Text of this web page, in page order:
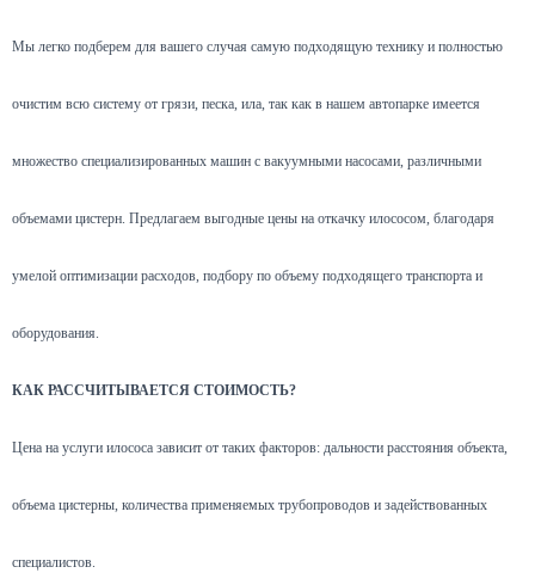
Мы легко подберем для вашего случая самую подходящую технику и полностью
очистим всю систему от грязи, песка, ила, так как в нашем автопарке имеется
множество специализированных машин с вакуумными насосами, различными
объемами цистерн. Предлагаем выгодные цены на откачку илососом, благодаря
умелой оптимизации расходов, подбору по объему подходящего транспорта и
оборудования.
КАК РАССЧИТЫВАЕТСЯ СТОИМОСТЬ?
Цена на услуги илососа зависит от таких факторов: дальности расстояния объекта,
объема цистерны, количества применяемых трубопроводов и задействованных
специалистов.